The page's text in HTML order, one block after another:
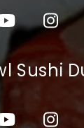
Sushi